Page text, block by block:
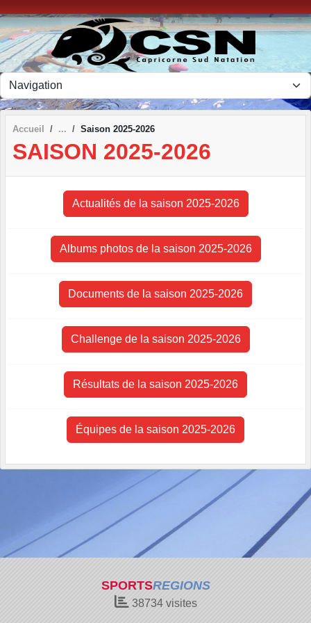
Accueil Saison 2025-2026
SAISON 2025-2026
Actualités de la saison 2025-2026
Albums photos de la saison 2025-2026
Documents de la saison 2025-2026
Challenge de la saison 2025-2026
Résultats de la saison 2025-2026
Équipes de la saison 2025-2026
SPORTSREGIONS
38734visites